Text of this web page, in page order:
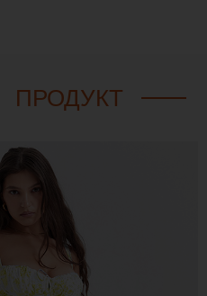
ПРОДУКТ